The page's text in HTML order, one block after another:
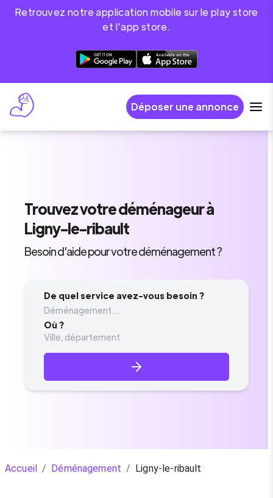
Retrouvez notre application mobile sur le play store
et l'app store.
Déposer une annonce
Trouvezvotre déménageurà
Ligny-le-ribault
Besoin d'aide pour votre déménagement ?
De quel service avez-vous besoin ?
Déménagement...
Où ?
Accueil / Déménagement / Ligny-le-ribault